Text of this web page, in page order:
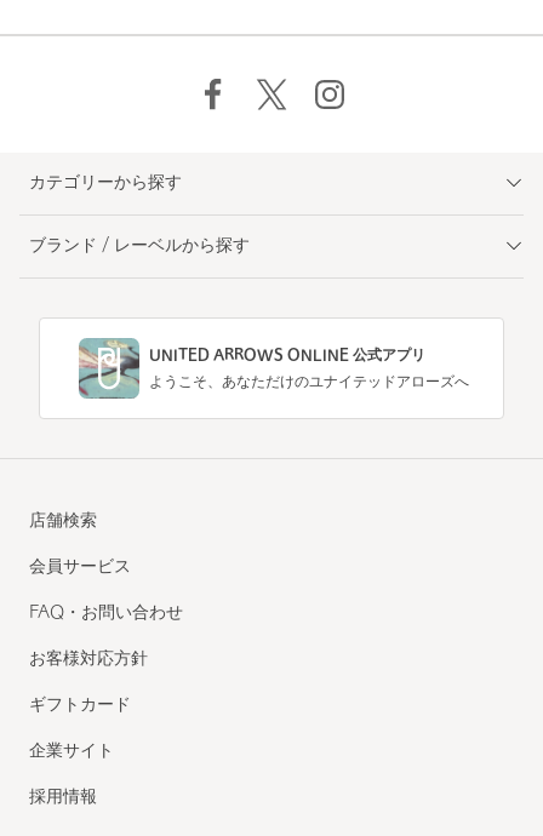
カテゴリーから探す
ブランド / レーベルから探す
UNITED ARROWS ONLINE 公式アプリ
ようこそ、あなただけのユナイテッドアローズへ
店舗検索
会員サービス
FAQ・お問い合わせ
お客様対応方針
ギフトカード
企業サイト
採用情報